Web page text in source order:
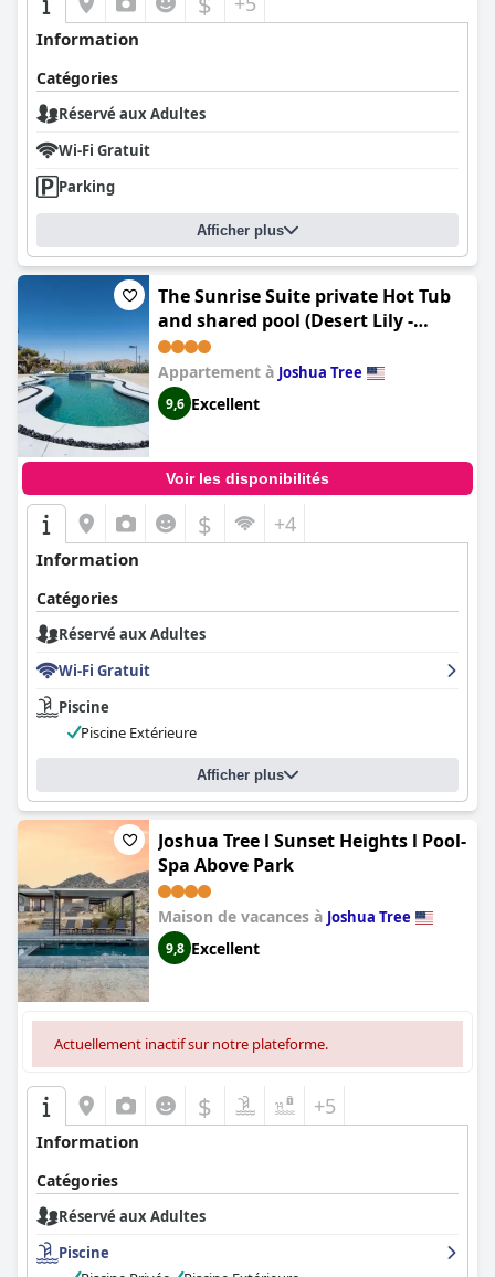
Information
Catégories
Réservé aux Adultes
Wi-Fi Gratuit
Parking
Afficher plus
The Sunrise Suite private Hot Tub
and shared pool (Desert Lily -
Sunrise Suite with private hot tub
and shared pool)
Appartement à Joshua Tree
9,6 Excellent
Voir les disponibilités
$ +4
Information
Catégories
Réservé aux Adultes
Wi-Fi Gratuit
Piscine
Piscine Extérieure
Afficher plus
Joshua Tree l Sunset Heights l Pool-
Spa Above Park
Maison de vacances à Joshua Tree
9,8 Excellent
Actuellement inactif sur notre plateforme.
$ +5
Information
Catégories
Réservé aux Adultes
Piscine